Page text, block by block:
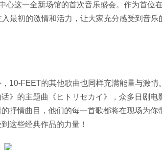
心这一全新场馆的首次音乐盛会。作为首位
最初的激情和活力，让大家充分感受到音乐
10-FEET的其他歌曲也同样充满能量与激情。
》的主题曲《ヒトリセカイ》，众多日剧电
抒情曲目，他们的每一首歌都将在现场为你
这些经典作品的力量！